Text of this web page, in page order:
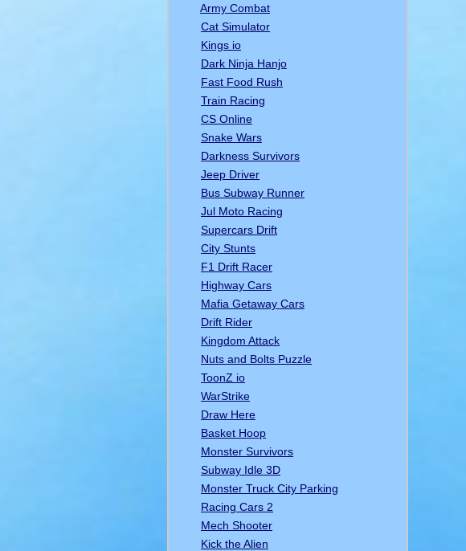
Army Combat
Cat Simulator
Kings io
Dark Ninja Hanjo
Fast Food Rush
Train Racing
CS Online
Snake Wars
Darkness Survivors
Jeep Driver
Bus Subway Runner
Jul Moto Racing
Supercars Drift
City Stunts
F1 Drift Racer
Highway Cars
Mafia Getaway Cars
Drift Rider
Kingdom Attack
Nuts and Bolts Puzzle
ToonZ io
WarStrike
Draw Here
Basket Hoop
Monster Survivors
Subway Idle 3D
Monster Truck City Parking
Racing Cars 2
Mech Shooter
Kick the Alien